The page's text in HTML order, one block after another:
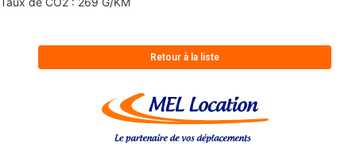
Retour à la liste